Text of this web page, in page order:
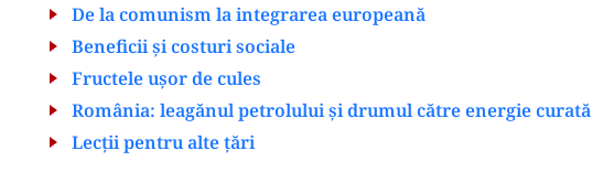
De la comunism la integrarea europeană
Beneficii și costuri sociale
Fructele ușor de cules
România: leagănul petrolului și drumul către energie curată
Lecții pentru alte țări